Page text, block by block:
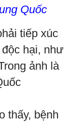
Quốc
tiếp xúc
hại, như
ảnh là
thấy, bệnh